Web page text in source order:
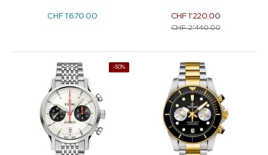
CHF 1'670.00 CHF 1'220.00
CHF2'440.00
-50%